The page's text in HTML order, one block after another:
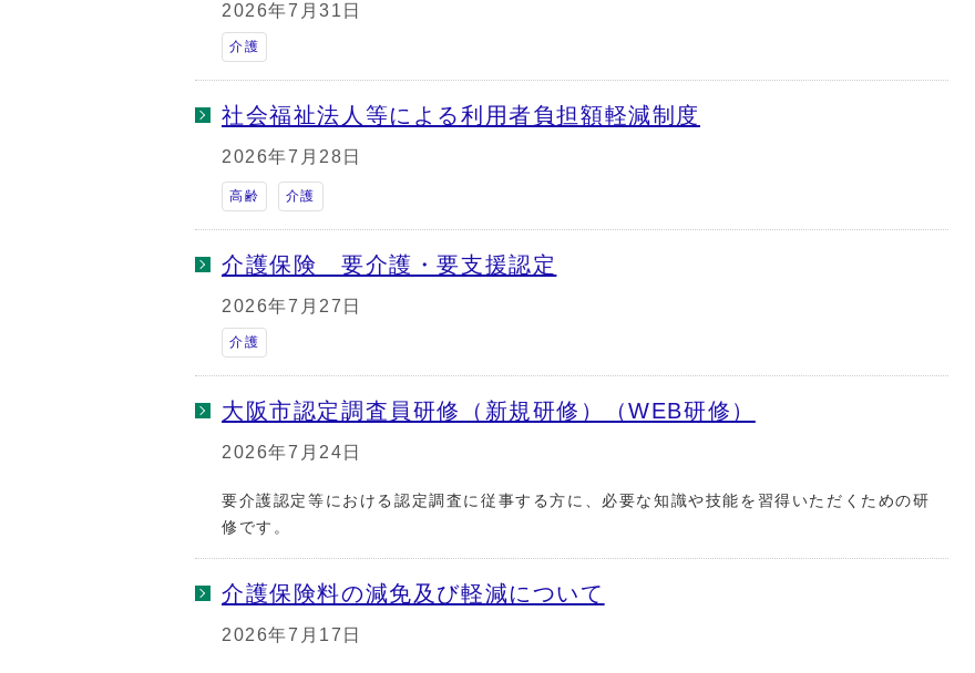
2026年7月31日
介護
社会福祉法人等による利用者負担額軽減制度
2026年7月28日
高齢 介護
介護保険 要介護・要支援認定
2026年7月27日
介護
大阪市認定調査員研修（新規研修）（WEB研修）
2026年7月24日
要介護認定等における認定調査に従事する方に、必要な知識や技能を習得いただくための研
修です。
介護保険料の減免及び軽減について
2026年7月17日